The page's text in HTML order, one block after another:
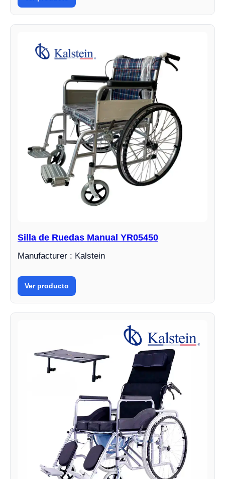
Silla de Ruedas Manual YR05450
Manufacturer : Kalstein
Ver producto